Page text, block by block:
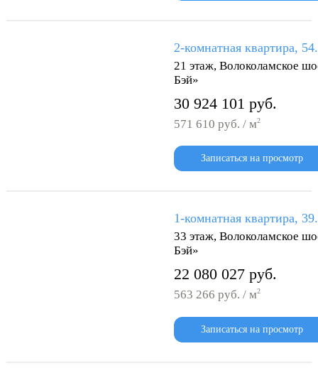
2-комнатная квартира,
21 этаж, Волоколамское
Бэй»
30 924 101 руб.
571 610 руб. / м2
Записаться на просмотр
1-комнатная квартира,
33 этаж, Волоколамское
Бэй»
22 080 027 руб.
563 266 руб. / м2
Записаться на просмотр